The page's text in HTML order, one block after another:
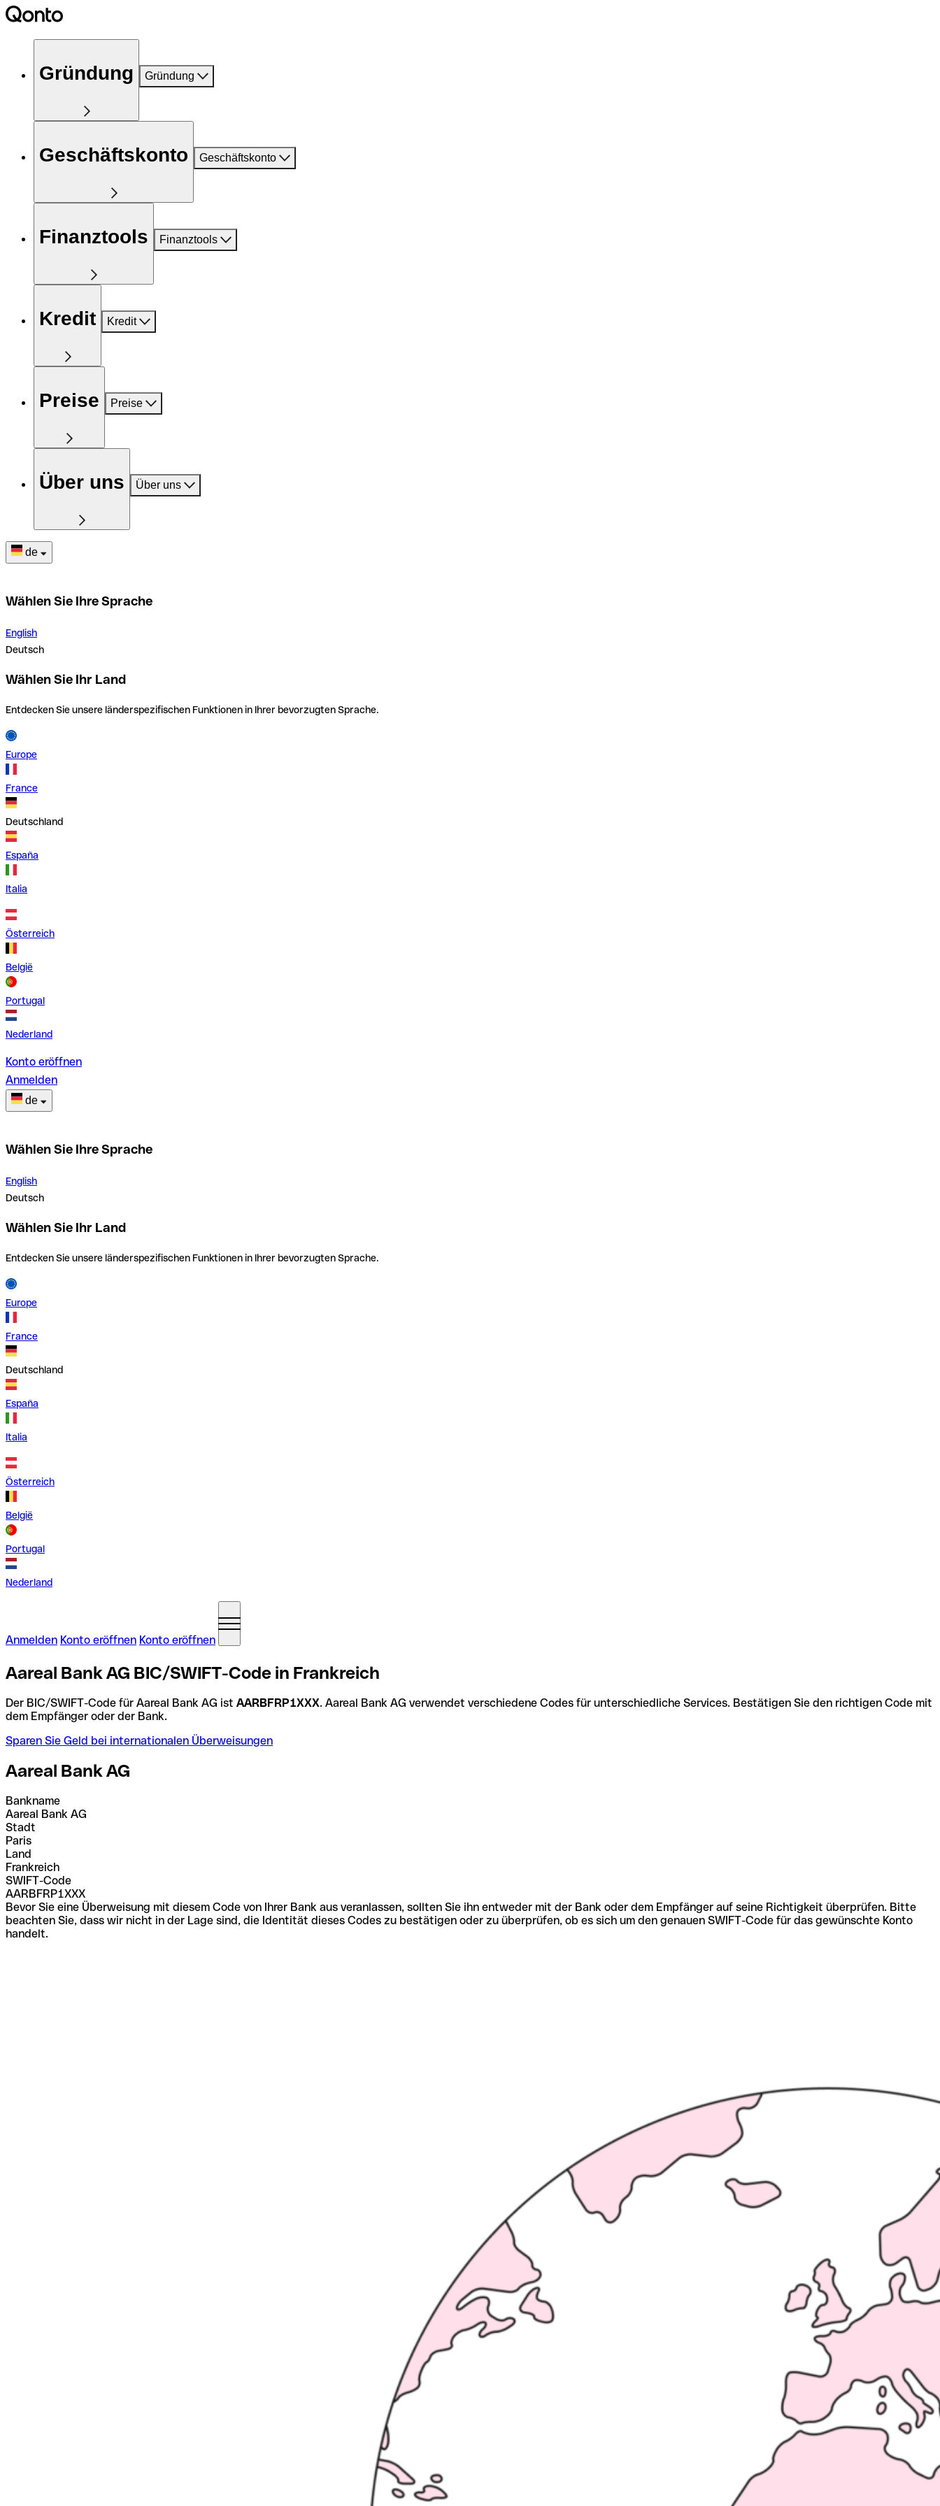
Gründung Gründung
Geschäftskonto Geschäftskonto
Finanztools Finanztools
Kredit Kredit
Preise Preise
Über uns Über uns
de
Wählen Sie Ihre Sprache
English
Deutsch
Wählen Sie Ihr Land
Entdecken Sie unsere länderspezifischen Funktionen in Ihrer bevorzugten Sprache.
Europe
France
Deutschland
España
Italia
Österreich
België
Portugal
Nederland
Konto eröffnen
Anmelden
de
Wählen Sie Ihre Sprache
English
Deutsch
Wählen Sie Ihr Land
Entdecken Sie unsere länderspezifischen Funktionen in Ihrer bevorzugten Sprache.
Europe
France
Deutschland
España
Italia
Österreich
België
Portugal
Nederland
Anmelden Konto eröffnen Konto eröffnen
Aareal Bank AG BIC/SWIFT-Code in Frankreich
Der BIC/SWIFT-Code für Aareal Bank AG ist AARBFRP1XXX. Aareal Bank AG verwendet verschiedene Codes für unterschiedliche Services. Bestätigen Sie den richtigen Code mit
dem Empfänger oder der Bank.
Sparen Sie Geld bei internationalen Überweisungen
Aareal Bank AG
Bankname
Aareal Bank AG
Stadt
Paris
Land
Frankreich
SWIFT-Code
AARBFRP1XXX
Bevor Sie eine Überweisung mit diesem Code von Ihrer Bank aus veranlassen, sollten Sie ihn entweder mit der Bank oder dem Empfänger auf seine Richtigkeit überprüfen. Bitte
beachten Sie, dass wir nicht in der Lage sind, die Identität dieses Codes zu bestätigen oder zu überprüfen, ob es sich um den genauen SWIFT-Code für das gewünschte Konto
handelt.